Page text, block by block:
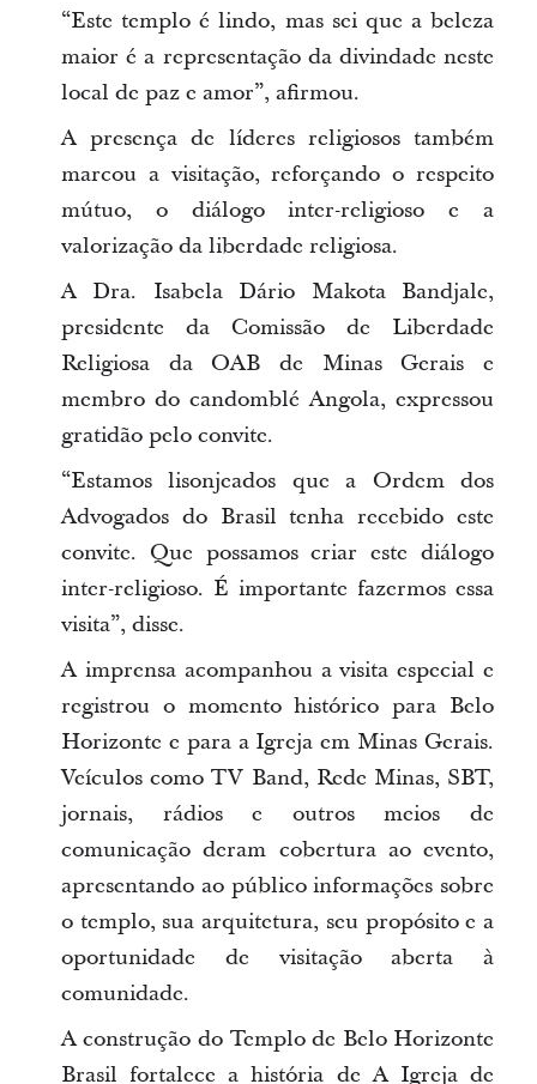
“Este templo é lindo, mas sei que a beleza
maior é a representação da divindade neste
local de paz e amor”, afirmou.
A presença de líderes religiosos também
marcou a visitação, reforçando o respeito
mútuo, o diálogo inter-religioso e a
valorização da liberdade religiosa.
A Dra. Isabela Dário Makota Bandjale,
presidente da Comissão de Liberdade
Religiosa da OAB de Minas Gerais e
membro do candomblé Angola, expressou
gratidão pelo convite.
“Estamos lisonjeados que a Ordem dos
Advogados do Brasil tenha recebido este
convite. Que possamos criar este diálogo
inter-religioso. É importante fazermos essa
visita”, disse.
A imprensa acompanhou a visita especial e
registrou o momento histórico para Belo
Horizonte e para a Igreja em Minas Gerais.
Veículos como TV Band, Rede Minas, SBT,
jornais, rádios e outros meios de
comunicação deram cobertura ao evento,
apresentando ao público informações sobre
o templo, sua arquitetura, seu propósito e a
oportunidade de visitação aberta à
comunidade.
A construção do Templo de Belo Horizonte
Brasil fortalece a história de A Igreja de